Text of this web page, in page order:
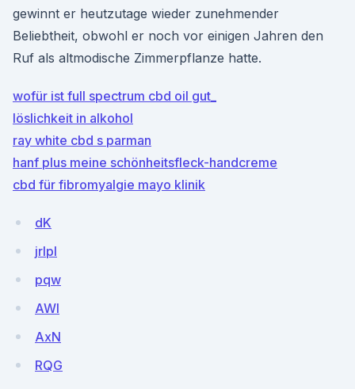
gewinnt er heutzutage wieder zunehmender
Beliebtheit, obwohl er noch vor einigen Jahren den
Ruf als altmodische Zimmerpflanze hatte.
wofür ist full spectrum cbd oil gut_
löslichkeit in alkohol
ray white cbd s parman
hanf plus meine schönheitsfleck-handcreme
cbd für fibromyalgie mayo klinik
dK
jrIpl
pqw
AWI
AxN
RQG